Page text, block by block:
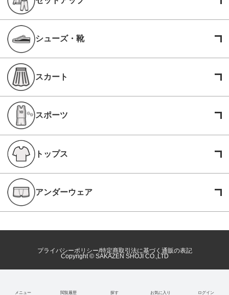
メニュー 閲覧履歴 探す お気に入り ログイン
シューズ・靴
スカート
スポーツ
トップス
アンダーウェア
プライバシーポリシー 特定商取引法に基づく通販の表記
Copyright © SAKAZEN SHOJI CO.,LTD